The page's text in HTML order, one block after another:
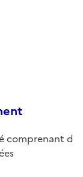
comprenant d